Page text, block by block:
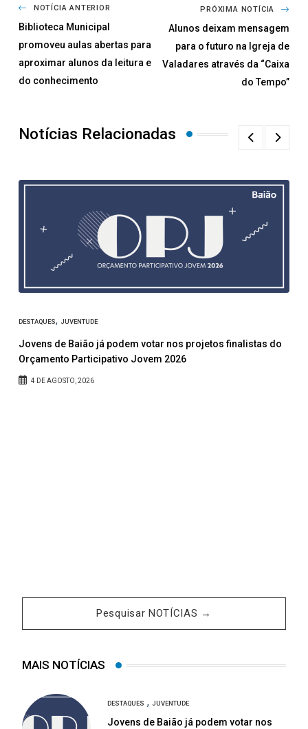
NOTÍCIA ANTERIOR
Biblioteca Municipal
promoveu aulas abertas para
aproximar alunos da leitura e
do conhecimento
PRÓXIMA NOTÍCIA
Alunos deixam mensagem
para o futuro na Igreja de
Valadares através da “Caixa
do Tempo”
Notícias Relacionadas
DESTAQUES, JUVENTUDE
Jovens de Baião já podem votar nos projetos finalistas do
Orçamento Participativo Jovem 2026
4 DE AGOSTO, 2026
Pesquisar NOTÍCIAS →
MAIS NOTÍCIAS
DESTAQUES , JUVENTUDE
Jovens de Baião já podem votar nos